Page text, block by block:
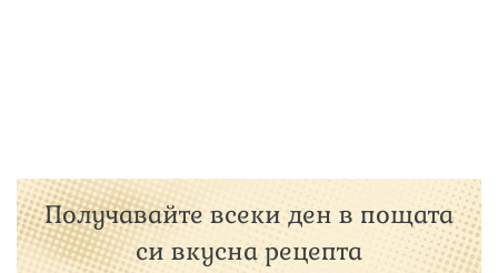
Получавайте всеки ден в пощата
си вкусна рецепта